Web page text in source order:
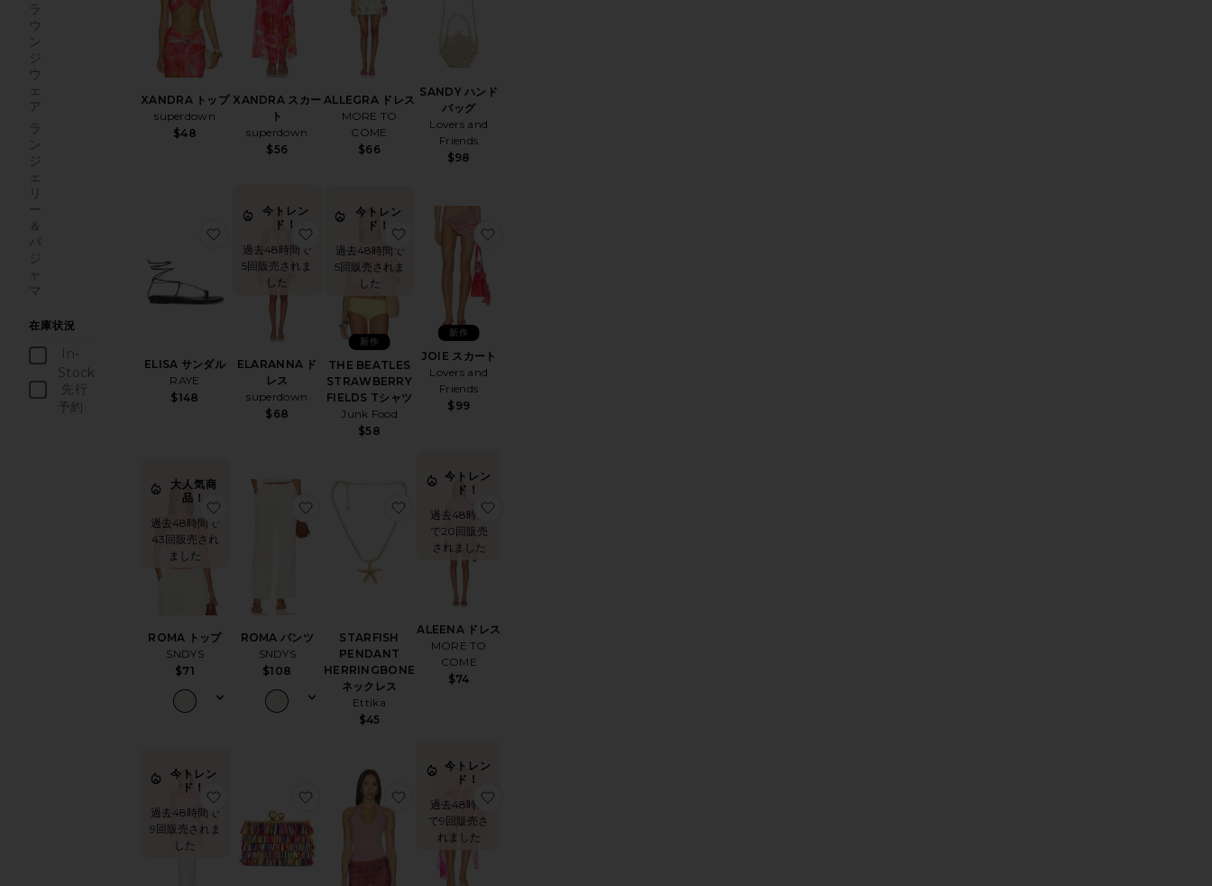
ラ
ウ
ン
ジ
ウ
ェ
ア
ラ
ン
ジ
ェ
リ
ー
＆
パ
ジ
ャ
マ
在庫状況
Stock
予約
XANDRA トップ
superdown
$48
XANDRA スカー
ト
superdown
$56
ALLEGRA ドレス
MORE TO
COME
$66
SANDY ハンド
バッグ
Lovers and
Friends
$98
ELISA サンダル
RAYE
$148
お気に入りELISA サンダル
今トレン
ド！
過去48時間で
5回販売されま
した
ELARANNA ド
レス
superdown
$68
お気に入りELARANNA ドレス
今トレン
ド！
過去48時間で
5回販売されま
した
THE BEATLES
STRAWBERRY
FIELDS Tシャツ
Junk Food
$58
新作
お気に入りTHE BEATLES STRAWBERRY FIELDS Tシャツ
JOIE スカート
Lovers and
Friends
$99
新作
大人気商
品！
過去48時間で
43回販売され
ました
ROMA トップ
SNDYS
$71
お気に入りROMA トップ
ROMA パンツ
SNDYS
$108
お気に入りROMA パンツ
STARFISH
PENDANT
HERRINGBONE
ネックレス
Ettika
$45
お気に入りSTARFISH PENDANT HERRINGBONE ネックレス
今トレン
ド！
過去48時間
で20回販売
されました
ALEENA ドレス
MORE TO
COME
$74
今トレン
ド！
過去48時間で
9回販売されま
した
お気に入りJOBELLE ドレスお気に入りCARLITA CARNIVALE クラッチ
今トレン
ド！
過去48時間
で9回販売さ
れました